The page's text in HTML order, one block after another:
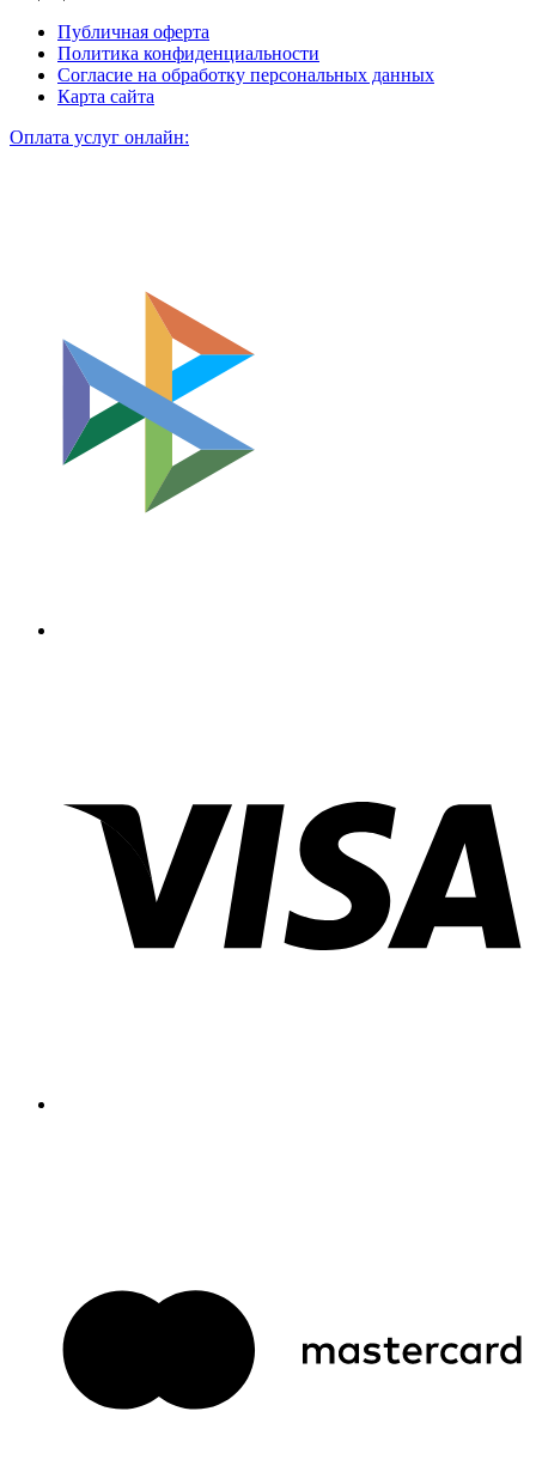
Публичная оферта
Политика конфиденциальности
Согласие на обработку персональных данных
Карта сайта
Оплата услуг онлайн: